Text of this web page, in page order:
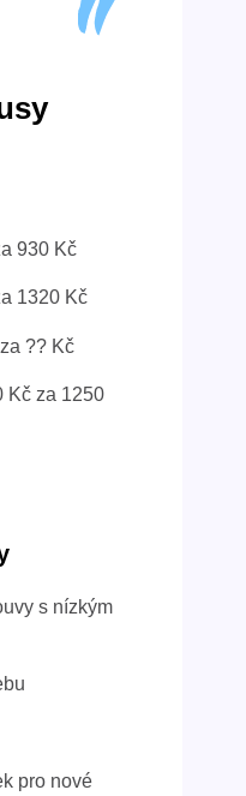
930 Kč
1320 Kč
?? Kč
Kč za 1250
s nízkým
pro nové